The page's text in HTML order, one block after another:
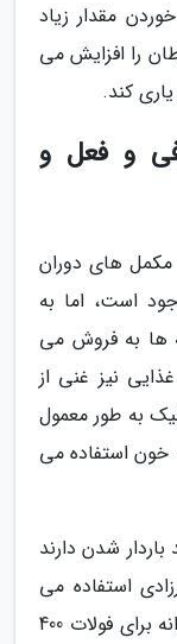
مقدار زیاد
را افزایش می
کند.
و فعل و
مکمل های دوران
است، اما به
ها به فروش می
نیز غنی از
به طور معمول
خون استفاده می
شدن دارند
استفاده می
نمایند. مقدار مواد مغذی مورد احتیاج روزانه برای فولات 400